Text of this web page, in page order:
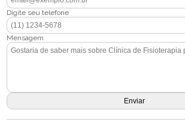
Digite seu telefone
Mensagem